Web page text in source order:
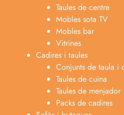
Taules de centre
Mobles sota TV
Mobles bar
Vitrines
Cadires i taules
Conjunts de taula i
Taules de cuina
Taules de menjador
Packs de cadires